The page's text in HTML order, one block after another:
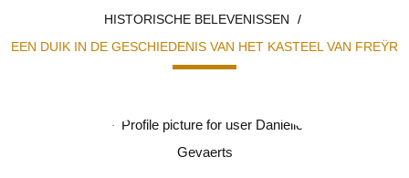
HISTORISCHE BELEVENISSEN
EEN DUIK IN DE GESCHIEDENIS VAN HET KASTEEL VAN FREŸR